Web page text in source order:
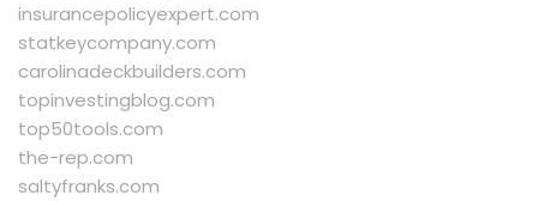
insurancepolicyexpert.com
statkeycompany.com
carolinadeckbuilders.com
topinvestingblog.com
top50tools.com
the-rep.com
saltyfranks.com